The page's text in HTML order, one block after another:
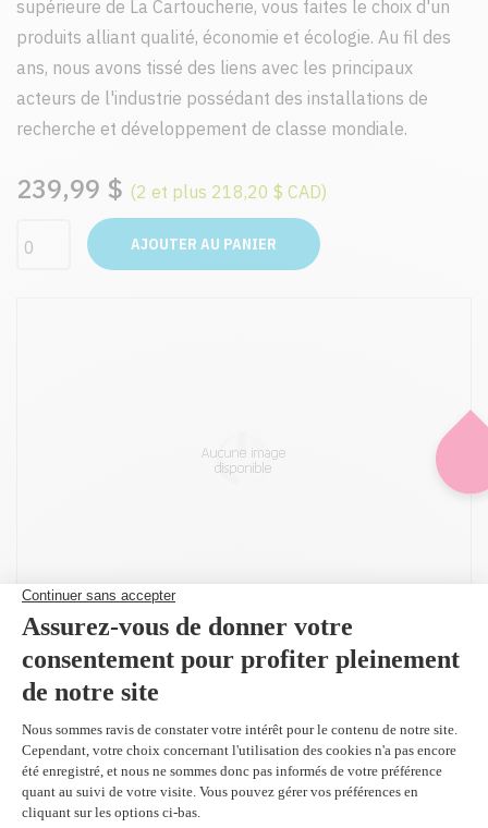
supérieure de La Cartoucherie, vous faites le choix d'un
produits alliant qualité, économie et écologie. Au fil des
ans, nous avons tissé des liens avec les principaux
acteurs de l'industrie possédant des installations de
recherche et développement de classe mondiale.
239,99 $ (2 et plus 218,20 $ CAD)
AJOUTER AU PANIER
Produit(s) alternatif(s)
C9733A - Original
magenta 12,000 pages